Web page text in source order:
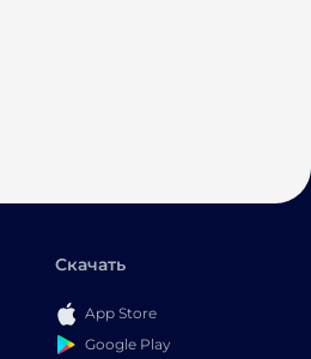
Скачать
App Store
Google Play